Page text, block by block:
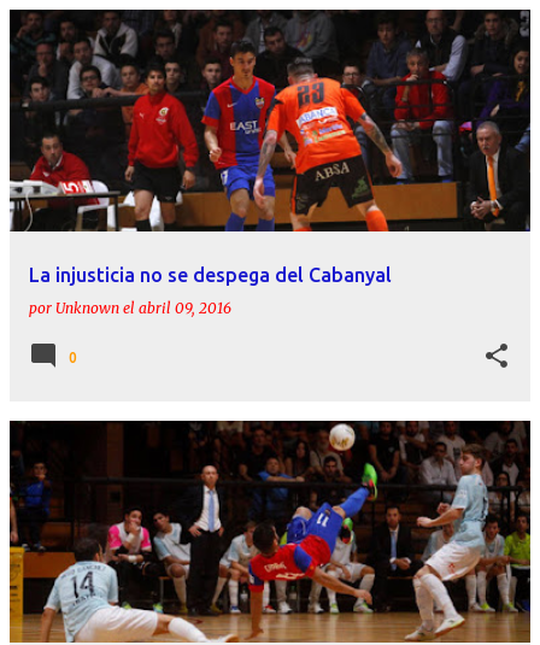
La injusticia no se despega del Cabanyal
por Unknown el abril 09, 2016
0